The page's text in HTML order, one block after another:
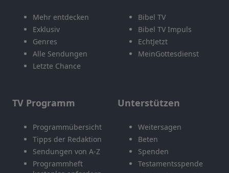
Mehr entdecken
Exklusiv
Genres
Alle Sendungen
Letzte Chance
Bibel TV
Bibel TV Impuls
EchtJetzt
MeinGottesdienst
TV Programm
Programmübersicht
Tipps der Redaktion
Sendungen von A-Z
Programmheft
Unterstützen
Weitersagen
Beten
Spenden
Testamentsspende